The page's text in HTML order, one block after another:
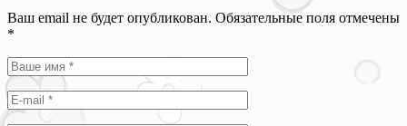
Ваш email не будет опубликован. Обязательные поля отмечены
*